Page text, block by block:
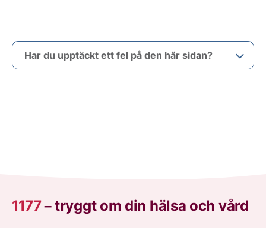
Har du upptäckt ett fel på den här sidan?
1177–tryggt om din hälsa och vård